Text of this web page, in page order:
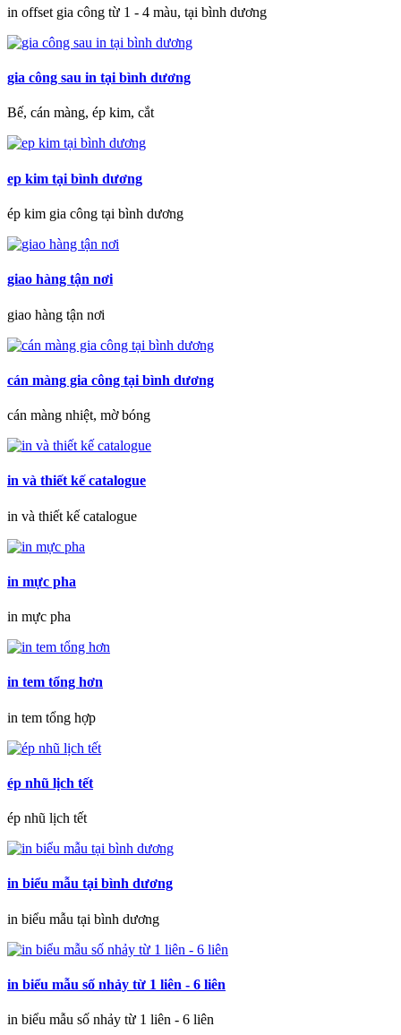
in offset gia công từ 1 - 4 màu, tại bình dương
gia công sau in tại bình dương
Bế, cán màng, ép kim, cắt
ep kim tại bình dương
ép kim gia công tại bình dương
giao hàng tận nơi
giao hàng tận nơi
cán màng gia công tại bình dương
cán màng nhiệt, mờ bóng
in và thiết kế catalogue
in và thiết kế catalogue
in mực pha
in mực pha
in tem tổng hơn
in tem tổng hợp
ép nhũ lịch tết
ép nhũ lịch tết
in biểu mẫu tại bình dương
in biểu mẫu tại bình dương
in biểu mẫu số nhảy từ 1 liên - 6 liên
in biểu mẫu số nhảy từ 1 liên - 6 liên